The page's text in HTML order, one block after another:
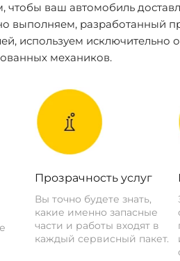
чтобы ваш автомобиль
выполняем, разработанный
используем исключительно
механиков.
Прозрачность услуг
Вы точно будете знать,
какие именно запасные
части и работы входят в
каждый сервисный пакет.